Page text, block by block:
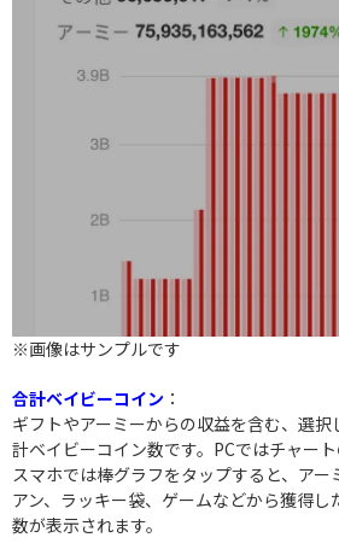
※画像はサンプルです
合計ベイビーコイン ：
ギフトやアーミーからの収益を含む、選
計ベイビーコイン数です。PCではチャート
スマホでは棒グラフをタップすると、アー
アン、ラッキー袋、ゲームなどから獲得
数が表示されます。